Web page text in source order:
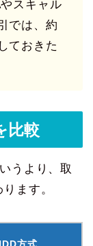
スキャル
では、約
ておきた
比較
うより、取
ます。
方式